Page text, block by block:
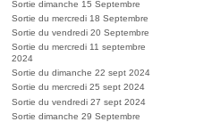
Sortie dimanche 15 Septembre
Sortie du mercredi 18 Septembre
Sortie du vendredi 20 Septembre
Sortie du mercredi 11 septembre
2024
Sortie du dimanche 22 sept 2024
Sortie du mercredi 25 sept 2024
Sortie du vendredi 27 sept 2024
Sortie dimanche 29 Septembre